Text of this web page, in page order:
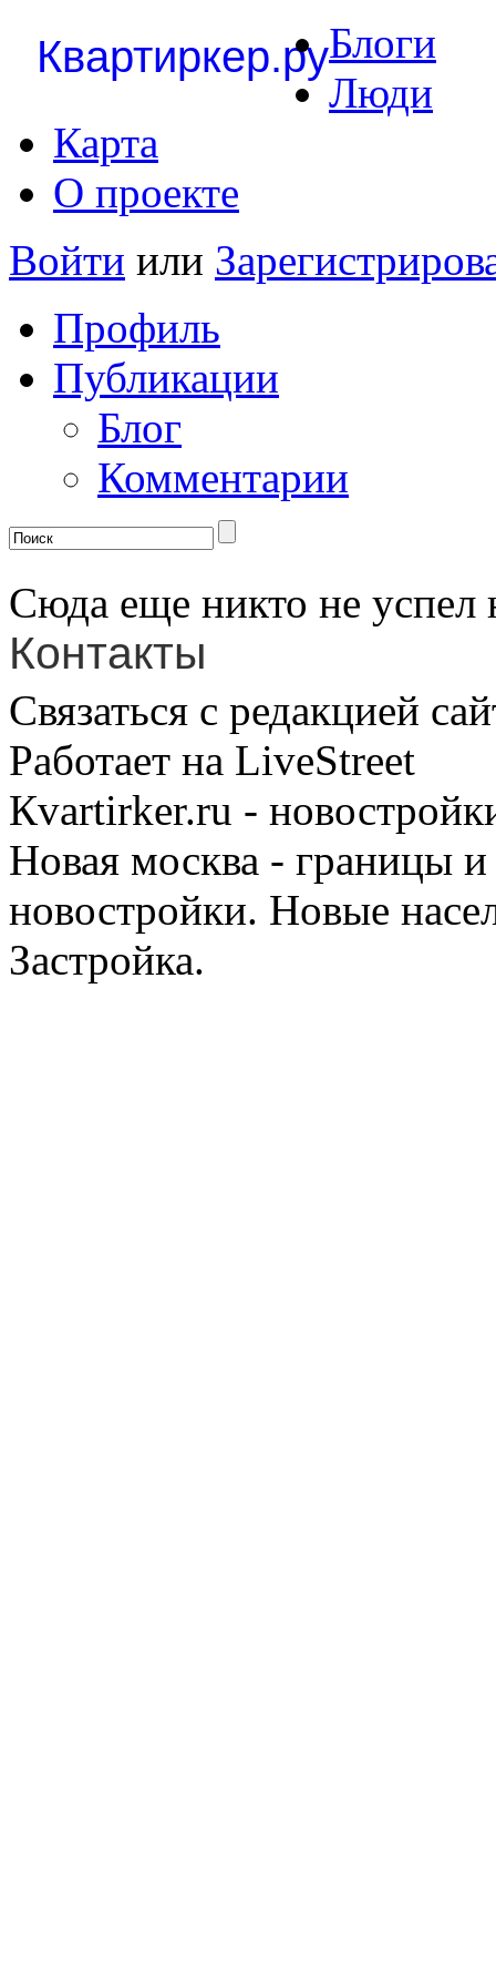
Квартиркер.руБлоги
Люди
Карта
О проекте
Войти или
Профиль
Публикации
Блог
Комментарии
Сюда еще никто не успел
Контакты
Связаться с редакцией
Работает на LiveStreet
Кvartirker.ru -
Новая москва - границы
новостройки. Новые
Застройка.